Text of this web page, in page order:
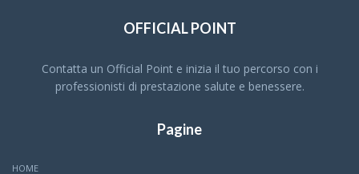
OFFICIAL POINT
Contatta un Official Point e inizia il tuo percorso con i
professionisti di prestazione salute e benessere.
Pagine
HOME